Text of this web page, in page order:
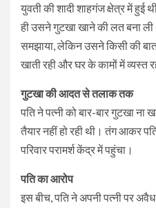
युवती की शादी शाहगंज क्षेत्र में
ही उसने गुटखा खाने की लत बना
समझाया, लेकिन उसने किसी की
खाती रही और घर के कामों में व्यस्त
गुटखा की आदत से तलाक तक
पति ने पत्नी को बार-बार गुटखा
तैयार नहीं हो रही थी। तंग आकर
परिवार परामर्श केंद्र में पहुंचा।
पति का आरोप
इस बीच, पति ने अपनी पत्नी पर